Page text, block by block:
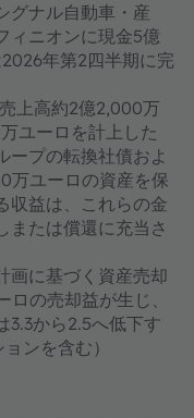
グナル自動車・産
ィニオンに現金5億
年第2四半期に完
上高約2億2,000万
ユーロを計上した
ープの転換社債およ
万ユーロの資産を保
収益は、これらの金
または償還に充当さ
画に基づく資産売却
の売却益が生じ、
3.3から2.5へ低下す
ンを含む）